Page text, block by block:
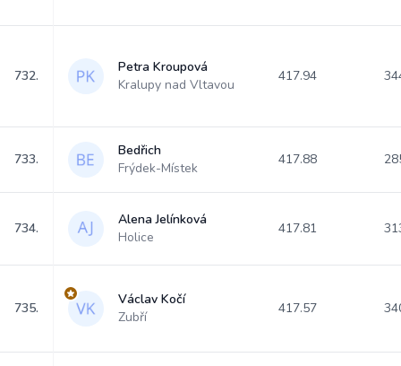
732.
Petra Kroupová
Kralupy nad Vltavou
417.94
733.
Bedřich
Frýdek-Místek
417.88
734.
Alena Jelínková
Holice
417.81
735.
Václav Kočí
Zubří
417.57